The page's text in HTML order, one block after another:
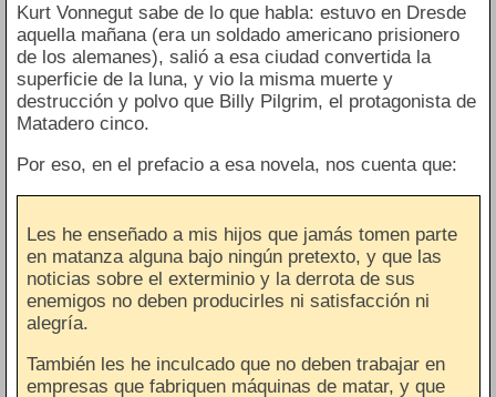
Kurt Vonnegut sabe de lo que habla: estuvo en Dresde
aquella mañana (era un soldado americano prisionero
de los alemanes), salió a esa ciudad convertida la
superficie de la luna, y vio la misma muerte y
destrucción y polvo que Billy Pilgrim, el protagonista de
Matadero cinco.
Por eso, en el prefacio a esa novela, nos cuenta que:
Les he enseñado a mis hijos que jamás tomen parte
en matanza alguna bajo ningún pretexto, y que las
noticias sobre el exterminio y la derrota de sus
enemigos no deben producirles ni satisfacción ni
alegría.
También les he inculcado que no deben trabajar en
empresas que fabriquen máquinas de matar, y que